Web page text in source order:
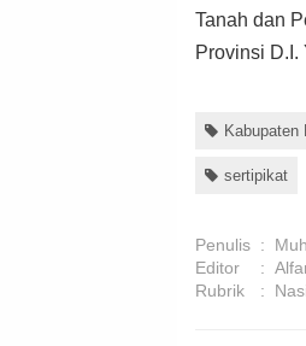
Tanah dan
Provinsi D.I.
Kabupaten
sertipikat
Penulis :
Editor
:
Rubrik
: